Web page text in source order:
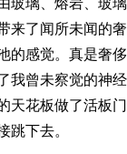
来了闻所未闻的奢
的感觉。真是奢
我曾未察觉的神
天花板做了活板
跳下去。